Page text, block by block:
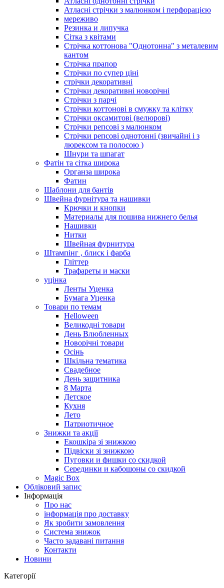
Атласні стрічки з малюнком і перфорацією
мереживо
Резинка и липучка
Сітка з квітами
Стрічка коттонова "Однотонна" з металевим
кантом
Стрічка прапор
Стрічки по супер ціні
стрічки декоративні
Стрічки декоративні новорічні
Стрічки з парчі
Стрічки коттонові в смужку та клітку
Стрічки оксамитові (велюрові)
Стрічки репсові з малюнком
Стрічки репсові однотонні (звичайні і з
люрексом та полосою )
Шнури та шпагат
Фатін та сітка широка
Органза широка
Фатин
Шаблони для бантів
Швейна фурнітура та нашивки
Крючки и кнопки
Материалы для пошива нижнего белья
Нашивки
Нитки
Швейная фурнитура
Штампінг , блиск і фарба
Гліттер
Трафареты и маски
уцінка
Ленты Уценка
Бумага Уценка
Товари по темам
Helloween
Великодні товари
День Влюбленных
Новорічні товари
Осінь
Шкільна тематика
Свадебное
День защитника
8 Марта
Детское
Кухня
Лето
Патриотичное
Знижки та акції
Екошкіра зі знижкою
Підвіски зі знижкою
Пуговки и фишки со скидкой
Серединки и кабошоны со скидкой
Magic Box
Обліковий запис
Інформація
Про нас
інформація про доставку
Як зробити замовлення
Система знижок
Часто задавані питання
Контакти
Новини
Категорії